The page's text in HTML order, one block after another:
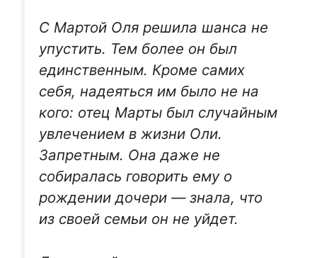
С Мартой Оля решила шанса не
упустить. Тем более он был
единственным. Кроме самих
себя, надеяться им было не на
кого: отец Марты был случайным
увлечением в жизни Оли.
Запретным. Она даже не
собиралась говорить ему о
рождении дочери — знала, что
из своей семьи он не уйдет.